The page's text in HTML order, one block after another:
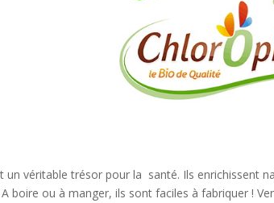
véritable trésor pour la santé. Ils enrichissent
boire ou à manger, ils sont faciles à fabriquer !